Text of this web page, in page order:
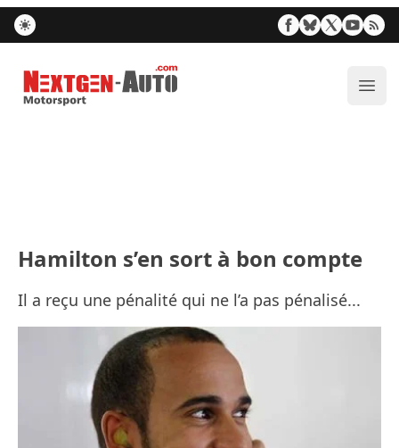
Nextgen-Auto.com
Hamilton s’en sort à bon compte
Il a reçu une pénalité qui ne l’a pas pénalisé...